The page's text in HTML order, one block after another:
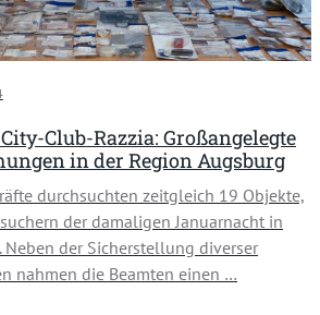
Club-Razzia: Großangelegte
in der Region Augsburg
durchsuchten zeitgleich 19 Objekte,
der damaligen Januarnacht in
Neben der Sicherstellung diverser
nahmen die Beamten einen …